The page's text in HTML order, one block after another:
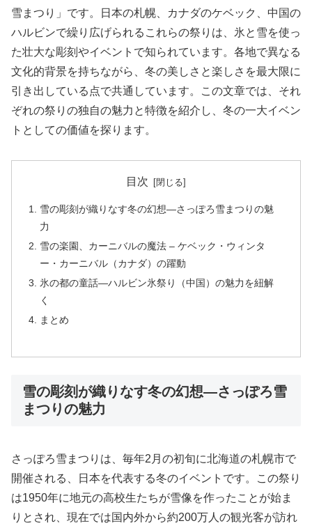
雪まつり」です。日本の札幌、カナダのケベック、中国の
ハルビンで繰り広げられるこれらの祭りは、氷と雪を使っ
た壮大な彫刻やイベントで知られています。各地で異なる
文化的背景を持ちながら、冬の美しさと楽しさを最大限に
引き出している点で共通しています。この文章では、それ
ぞれの祭りの独自の魅力と特徴を紹介し、冬の一大イベン
トとしての価値を探ります。
目次
雪の彫刻が織りなす冬の幻想―さっぽろ雪まつりの魅
力
雪の楽園、カーニバルの魔法 – ケベック・ウィンタ
ー・カーニバル（カナダ）の躍動
氷の都の童話―ハルビン氷祭り（中国）の魅力を紐解
く
まとめ
雪の彫刻が織りなす冬の幻想―さっぽろ雪
まつりの魅力
さっぽろ雪まつりは、毎年2月の初旬に北海道の札幌市で
開催される、日本を代表する冬のイベントです。この祭り
は1950年に地元の高校生たちが雪像を作ったことが始ま
りとされ、現在では国内外から約200万人の観光客が訪れ